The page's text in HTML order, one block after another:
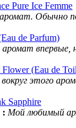
Pure Ice Femme
Обычно
de Parfum)
впервые,
(Eau de
этого
Sapphire
: Мой любимый